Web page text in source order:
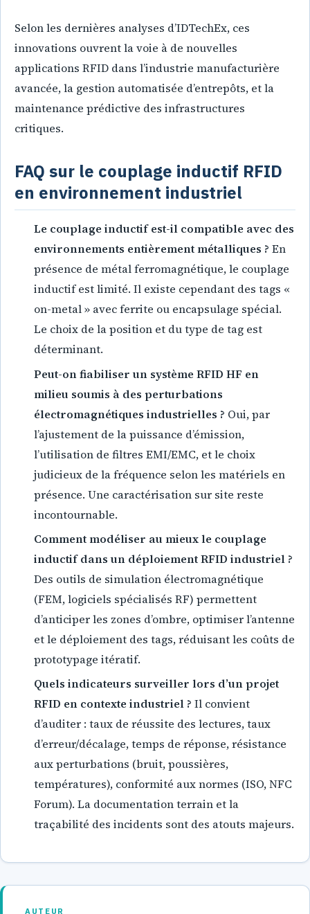
Selon les dernières analyses d’IDTechEx, ces
innovations ouvrent la voie à de nouvelles
applications RFID dans l’industrie manufacturière
avancée, la gestion automatisée d’entrepôts, et la
maintenance prédictive des infrastructures
critiques.
FAQ sur le couplage inductif RFID
en environnement industriel
Le couplage inductif est-il compatible avec des
environnements entièrement métalliques ? En
présence de métal ferromagnétique, le couplage
inductif est limité. Il existe cependant des tags «
on-metal » avec ferrite ou encapsulage spécial.
Le choix de la position et du type de tag est
déterminant.
Peut-on fiabiliser un système RFID HF en
milieu soumis à des perturbations
électromagnétiques industrielles ? Oui, par
l’ajustement de la puissance d’émission,
l’utilisation de filtres EMI/EMC, et le choix
judicieux de la fréquence selon les matériels en
présence. Une caractérisation sur site reste
incontournable.
Comment modéliser au mieux le couplage
inductif dans un déploiement RFID industriel ?
Des outils de simulation électromagnétique
(FEM, logiciels spécialisés RF) permettent
d’anticiper les zones d’ombre, optimiser l’antenne
et le déploiement des tags, réduisant les coûts de
prototypage itératif.
Quels indicateurs surveiller lors d’un projet
RFID en contexte industriel ? Il convient
d’auditer : taux de réussite des lectures, taux
d’erreur/décalage, temps de réponse, résistance
aux perturbations (bruit, poussières,
températures), conformité aux normes (ISO, NFC
Forum). La documentation terrain et la
traçabilité des incidents sont des atouts majeurs.
AUTEUR